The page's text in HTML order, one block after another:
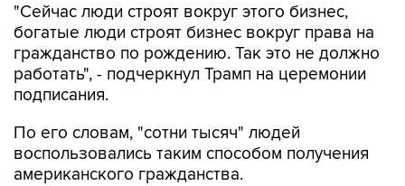
"Сейчас люди строят вокруг этого бизнес,
богатые люди строят бизнес вокруг права на
гражданство по рождению. Так это не должно
работать", - подчеркнул Трамп на церемонии
подписания.
По его словам, "сотни тысяч" людей
воспользовались таким способом получения
американского гражданства.